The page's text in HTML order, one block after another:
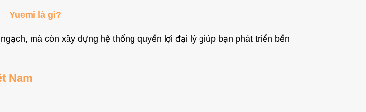
Yuemi là gì?
mà còn xây dựng hệ thống quyền lợi đại lý giúp bạn phát triển bền
Nam